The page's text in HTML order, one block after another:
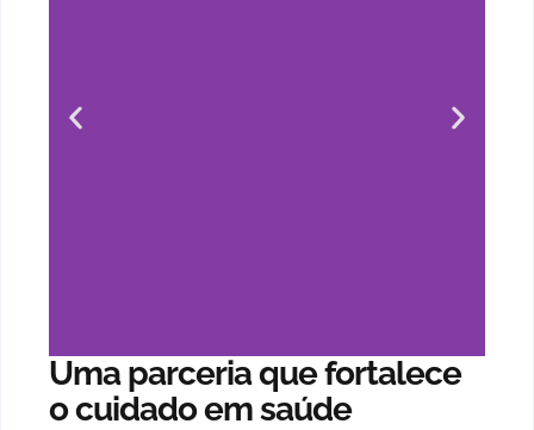
Uma parceria que fortalece
o cuidado em saúde